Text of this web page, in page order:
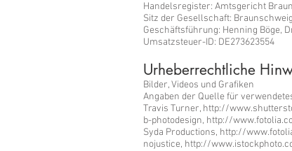
Handelsregister: Amtsgericht
Sitz der Gesellschaft:
Geschäftsführung: Henning Böge,
Umsatzsteuer-ID: DE273623554
Urheberrechtliche
Bilder, Videos und Grafiken
Angaben der Quelle für
Travis Turner, http://
b-photodesign, http://
Syda Productions, http://
nojustice, http://